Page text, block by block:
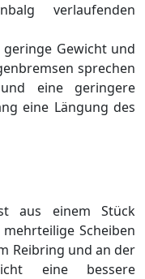
verlaufenden
geringe Gewicht und
sprechen
eine geringere
eine Längung des
aus einem Stück
Scheiben
Reibring und an der
eine bessere